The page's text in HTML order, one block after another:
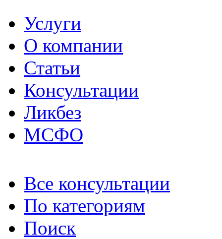
Услуги
О компании
Статьи
Консультации
Ликбез
МСФО
Все консультации
По категориям
Поиск